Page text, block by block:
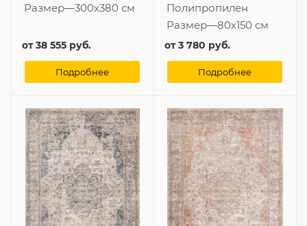
Размер—300x380 см
от38 555 руб.
Подробнее
Полипропилен
Размер—80x150 см
от3 780 руб.
Подробнее